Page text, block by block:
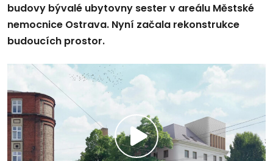
budovy bývalé ubytovny sester v areálu Městské
nemocnice Ostrava. Nyní začala rekonstrukce
budoucích prostor.
Přehrát